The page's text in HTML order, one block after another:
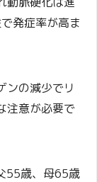
発症率が高ま
ンの減少でリ
注意が必要で
55歳、母65歳